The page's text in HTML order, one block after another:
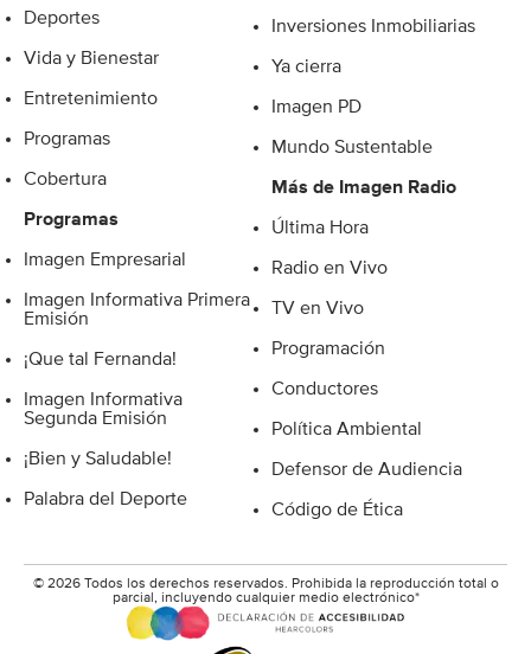
Deportes
Vida y Bienestar
Entretenimiento
Programas
Cobertura
Programas
Imagen Empresarial
Imagen Informativa Primera
Emisión
¡Que tal Fernanda!
Imagen Informativa
Segunda Emisión
¡Bien y Saludable!
Palabra del Deporte
Inversiones Inmobiliarias
Ya cierra
Imagen PD
Mundo Sustentable
Más de Imagen Radio
Última Hora
Radio en Vivo
TV en Vivo
Programación
Conductores
Política Ambiental
Defensor de Audiencia
Código de Ética
© 2026 Todos los derechos reservados. Prohibida la reproducción total o
parcial, incluyendo cualquier medio electrónico*